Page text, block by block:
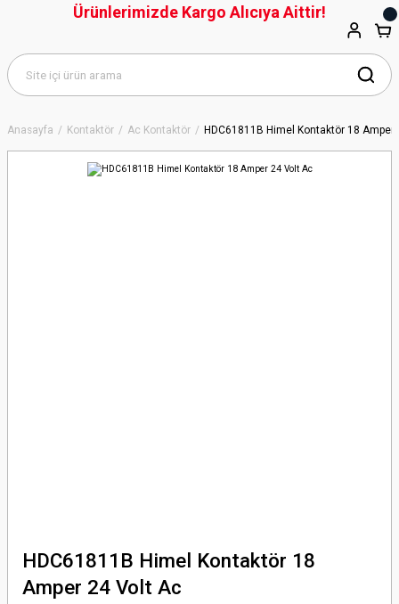
Anasayfa Kontaktör Ac Kontaktör HDC61811B Himel Kontaktör 18 Amper
HDC61811B Himel Kontaktör 18
Amper 24 Volt Ac
Ürünlerimizde Kargo Alıcıya Aittir!